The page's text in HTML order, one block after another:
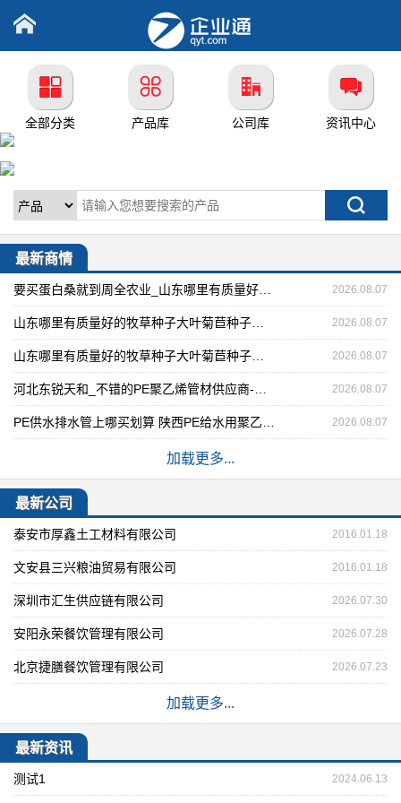
全部分类 产品库 公司库 资讯中心
最新商情
2026.08.07
2026.08.07
2026.08.07
2026.08.07
2026.08.07
加载更多...
最新公司
泰安市厚鑫土工材料有限公司 2016.01.18
文安县三兴粮油贸易有限公司 2016.01.18
深圳市汇生供应链有限公司 2026.07.30
安阳永荣餐饮管理有限公司 2026.07.28
北京捷膳餐饮管理有限公司 2026.07.23
加载更多...
最新资讯
测试1 2024.06.13